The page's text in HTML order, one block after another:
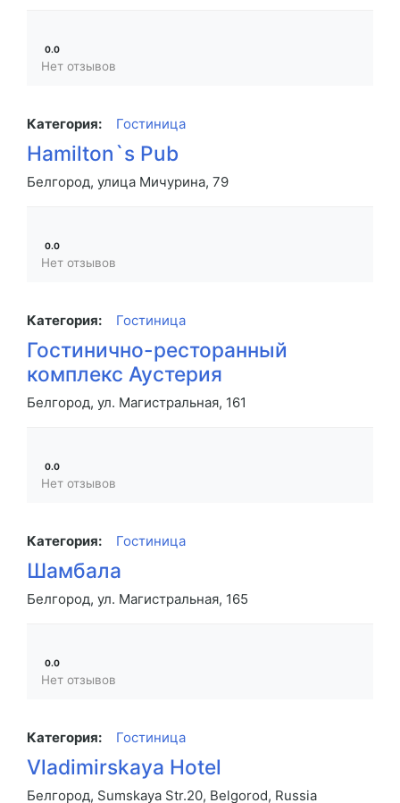
0.0
Нет отзывов
Категория: Гостиница
Hamilton`s Pub
Белгород, улица Мичурина, 79
0.0
Нет отзывов
Категория: Гостиница
Гостинично-ресторанный
комплекс Аустерия
Белгород, ул. Магистральная, 161
0.0
Нет отзывов
Категория: Гостиница
Шамбала
Белгород, ул. Магистральная, 165
0.0
Нет отзывов
Категория: Гостиница
Vladimirskaya Hotel
Белгород, Sumskaya Str.20, Belgorod, Russia